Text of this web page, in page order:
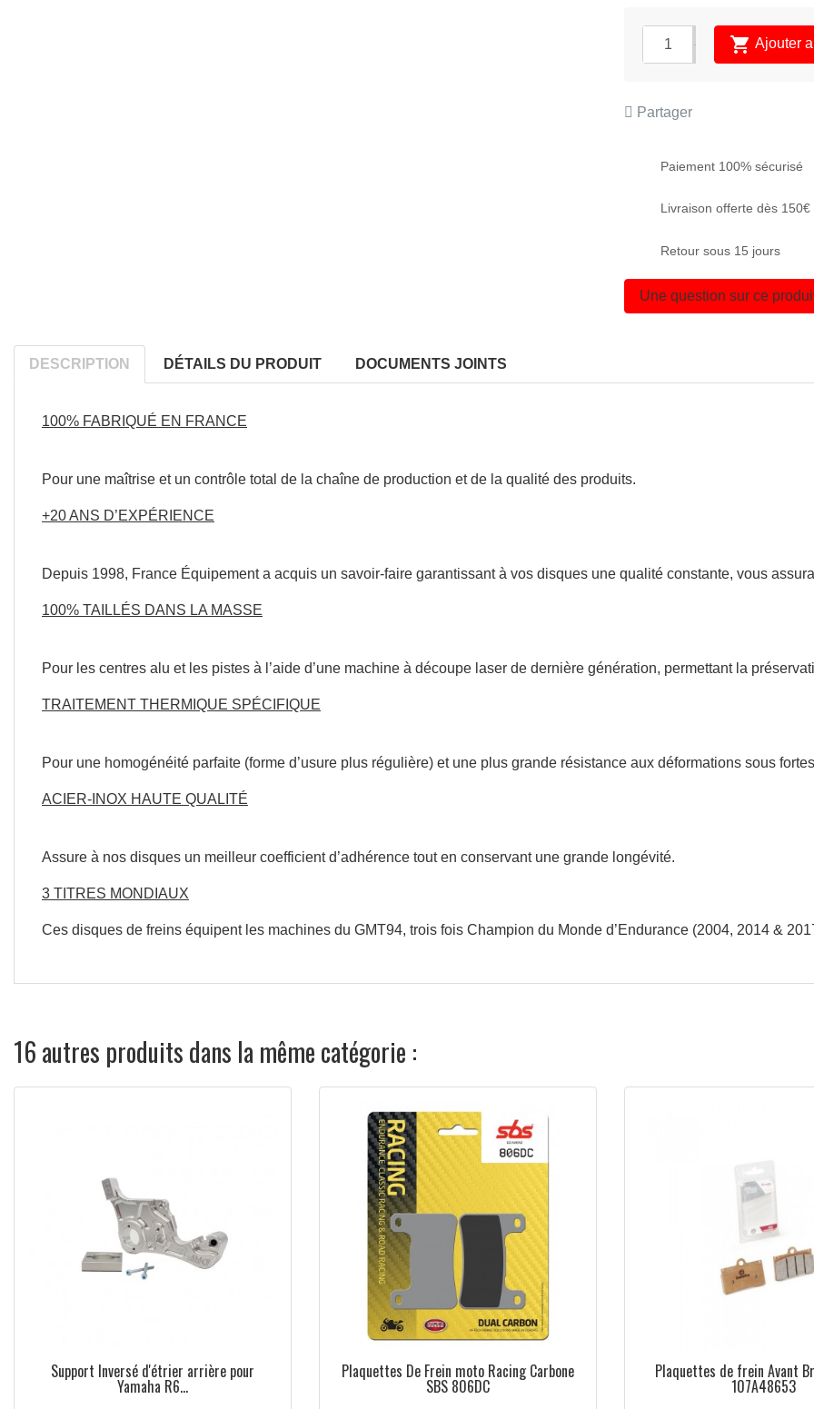
 Ajouter
Partager
Paiement 100% sécurisé
Livraison offerte dès
Retour sous 15 jours
Une question sur ce
DESCRIPTION DÉTAILS DU PRODUIT DOCUMENTS JOINTS
100% FABRIQUÉ EN FRANCE
Pour une maîtrise et un contrôle total de la chaîne de production et de la qualité des produits.
+20 ANS D’EXPÉRIENCE
Depuis 1998, France Équipement a acquis un savoir-faire garantissantà vos disques une qualité constante, vous
100% TAILLÉS DANS LA MASSE
Pour les centres alu et l es pistes à l’aide d’une machine à découpe laser de dernière génération, permettant la
TRAITEMENT THERMIQUE SPÉCIFIQUE
Pour une homogénéité parfaite (forme d’usure plus régulière) et une plus grande résistance aux déformations sous fortes
ACIER-INOX HAUTE QUALITÉ
Assure à nos disques un meilleur coefficientd’adhérence tout en conservant une grande longévité.
3 TITRES MONDIAUX
Ces disques de freins équipent les machines du GMT94, trois fois Champion du Monde d’Endurance (2004, 2014 &
16 autres produits dans la même catégorie :
Support Inversé d'étrier arrière pour
Yamaha R6...
Plaquettes De Frein moto Racing Carbone
SBS 806DC
Plaquettes de frein Avant
107A48653